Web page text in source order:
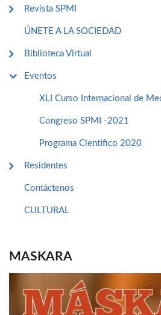
Revista SPMI
ÚNETE A LA SOCIEDAD
Biblioteca Virtual
Eventos
XLI Curso Internacional de
Congreso SPMI -2021
Programa Cientifico 2020
Residentes
Contáctenos
CULTURAL
MASKARA